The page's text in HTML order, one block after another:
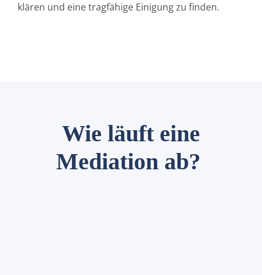
klären und eine tragfähige Einigung zu finden.
Wie läuft eine
Mediation ab?